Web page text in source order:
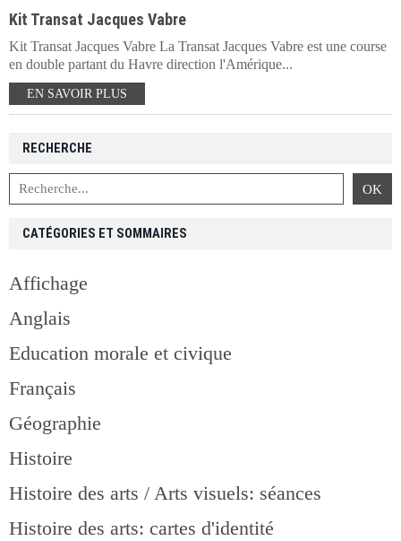
Kit Transat Jacques Vabre
Kit Transat Jacques Vabre La Transat Jacques Vabre est une course
en double partant du Havre direction l'Amérique...
EN SAVOIR PLUS
RECHERCHE
CATÉGORIES ET SOMMAIRES
Affichage
Anglais
Education morale et civique
Français
Géographie
Histoire
Histoire des arts / Arts visuels: séances
Histoire des arts: cartes d'identité